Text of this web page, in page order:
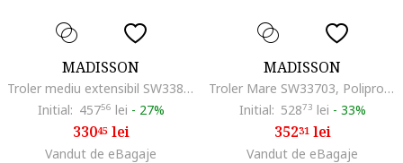
MADISSON
Troler mediu extensibil SW33803, ABS, cifru, 4 roti duble, 67 cm, maro
Initial: 45756 lei - 27%
33045lei
Vandut de eBagaje
MADISSON
Troler Mare SW33703, Polipropilena, 4 Roti Duble, Cifru, 75 cm, Negru
Initial: 52873 lei - 33%
35231lei
Vandut de eBagaje